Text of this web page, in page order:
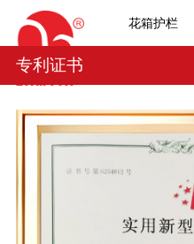
花箱护栏
专利证书